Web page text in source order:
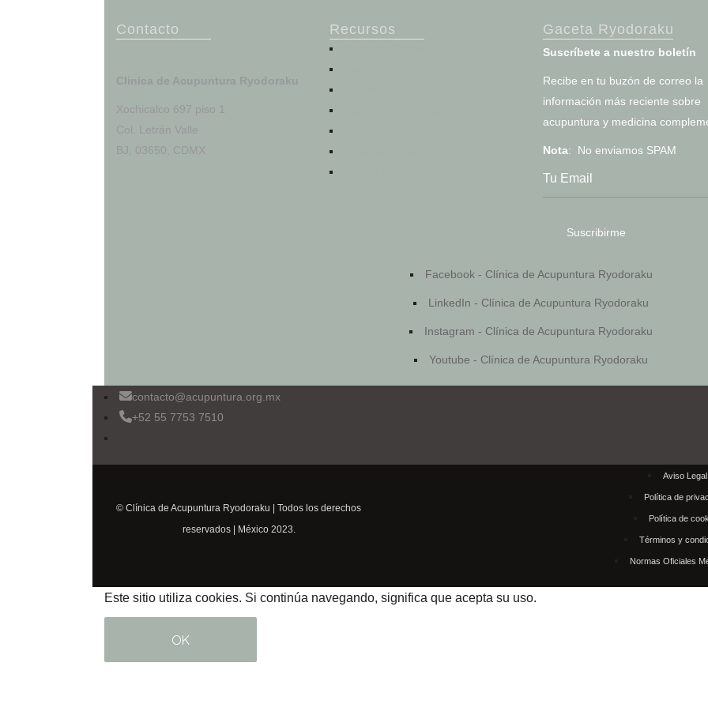
Contacto
Clinica de Acupuntura Ryodoraku
Xochicalco 697 piso 1
Col. Letrán Valle
BJ, 03650, CDMX
Recursos Gaceta Ryodoraku
Suscríbete a nuestro boletín
Recibe en tu buzón de correo la
información más reciente sobre
acupuntura y medicina
Nota: No enviamos SPAM
Facebook - Clínica de Acupuntura Ryodoraku
LinkedIn - Clínica de Acupuntura Ryodoraku
Instagram - Clínica de Acupuntura Ryodoraku
Youtube - Clínica de Acupuntura Ryodoraku
contacto@acupuntura.org.mx
+52 55 7753 7510
© Clínica de Acupuntura Ryodoraku | Todos los derechos
reservados | México 2023.
Aviso Legal
Política de
Política de
Términos y
Normas Oficiales
Este sitio utiliza cookies. Si continúa navegando, significa que acepta su uso.
OK